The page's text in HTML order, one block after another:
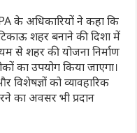
के अधिकारियों ने कहा कि
शहर बनाने की दिशा में
से शहर की योजना निर्माण
का उपयोग किया जाएगा।
विशेषज्ञों को व्यावहारिक
का अवसर भी प्रदान